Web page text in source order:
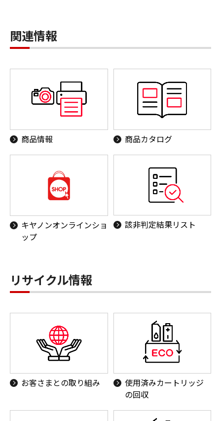
関連情報
商品情報 商品カタログ
キヤノンオンラインショ
ップ
該非判定結果リスト
リサイクル情報
お客さまとの取り組み
使用済みカートリッジ
の回収